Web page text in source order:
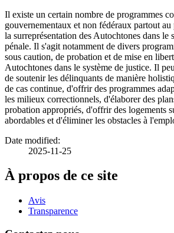
Il existe un certain nombre de programmes
gouvernementaux et non fédéraux partout au
la surreprésentation des Autochtones dans le
pénale. Il s'agit notamment de divers
sous caution, de probation et de mise en
Autochtones dans le système de justice. Il
de soutenir les délinquants de manière
de cas continue, d'offrir des programmes
les milieux correctionnels, d'élaborer des
probation appropriés, d'offrir des logements
abordables et d'éliminer les obstacles à
Date modified:
2025-11-25
À propos de ce site
Avis
Transparence